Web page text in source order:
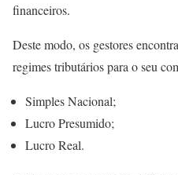
financeiros.
Deste modo, os gestores
regimes tributários para o seu
Simples Nacional;
Lucro Presumido;
Lucro Real.